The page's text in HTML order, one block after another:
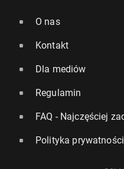
O nas
Kontakt
Dla mediów
Regulamin
FAQ - Najczęściej
Polityka